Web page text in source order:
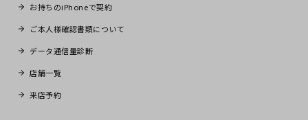
お持ちのiPhoneで契約
ご本人様確認書類について
データ通信量診断
店舗一覧
来店予約